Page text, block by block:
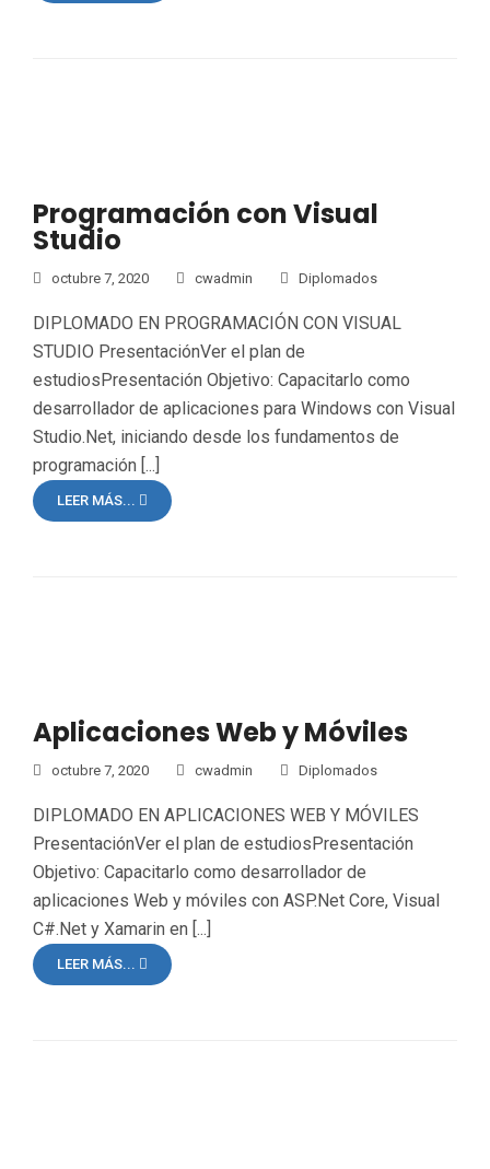
Programación con Visual
Studio
octubre 7, 2020 cwadmin Diplomados
DIPLOMADO EN PROGRAMACIÓN CON VISUAL
STUDIO PresentaciónVer el plan de
estudiosPresentación Objetivo: Capacitarlo como
desarrollador de aplicaciones para Windows con Visual
Studio.Net, iniciando desde los fundamentos de
programación [...]
LEER MÁS...
Aplicaciones Web y Móviles
octubre 7, 2020 cwadmin Diplomados
DIPLOMADO EN APLICACIONES WEB Y MÓVILES
PresentaciónVer el plan de estudiosPresentación
Objetivo: Capacitarlo como desarrollador de
aplicaciones Web y móviles con ASP.Net Core, Visual
C#.Net y Xamarin en [...]
LEER MÁS...